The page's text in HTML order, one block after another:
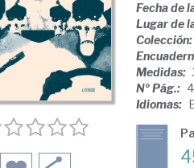
Fecha de
Lugar de
Colección:
Medidas:
Nº Pág.:
Idiomas: